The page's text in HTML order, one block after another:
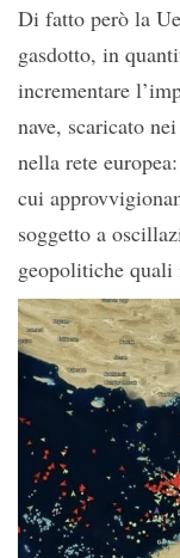
Di fatto però la
gasdotto, in
incrementare
nave, scaricato
nella rete
cui
soggetto a
geopolitiche